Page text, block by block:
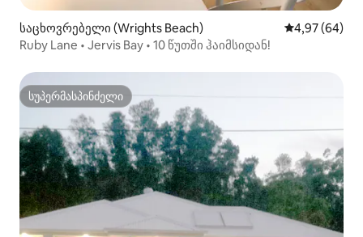
საცხოვრებელი (Wrights Beach) საშუალო
4,97 (64)
Ruby Lane • Jervis Bay • 10 წუთში ჰაიმსიდან!
სუპერმასპინძელი
სუპერმასპინძელი